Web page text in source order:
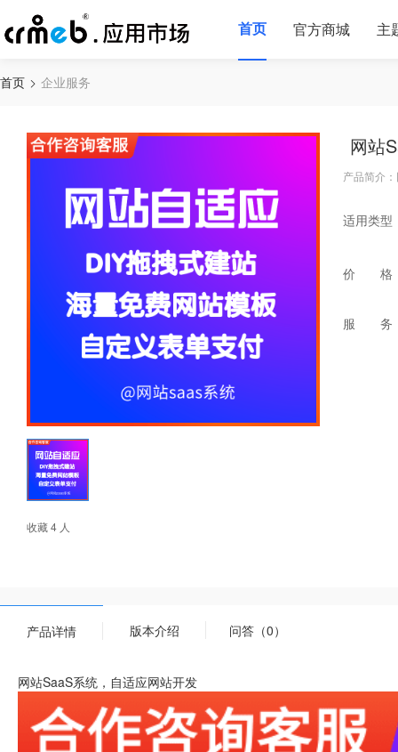
首页 官方商城 主
首页 企业服务
收藏 4 人
网站
产品简介
适用类型
价 格
服 务
产品详情 版本介绍 问答（0）
网站SaaS系统，自适应网站开发